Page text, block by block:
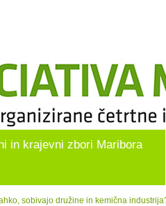
in krajevni zbori Maribora
sobivajo družine in kemična